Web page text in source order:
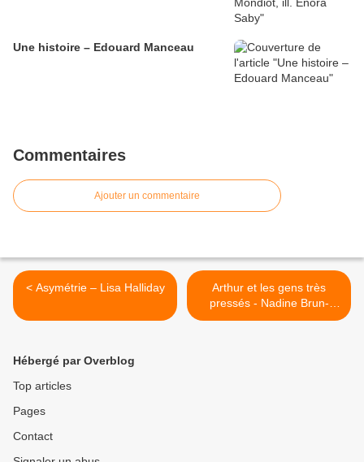
Une histoire – Edouard Manceau
Commentaires
Ajouter un commentaire
< Asymétrie – Lisa Halliday
Arthur et les gens très
pressés - Nadine Brun-
Cosme (et Aurélie Guillerey,
Hébergé par Overblog
Top articles
Pages
Contact